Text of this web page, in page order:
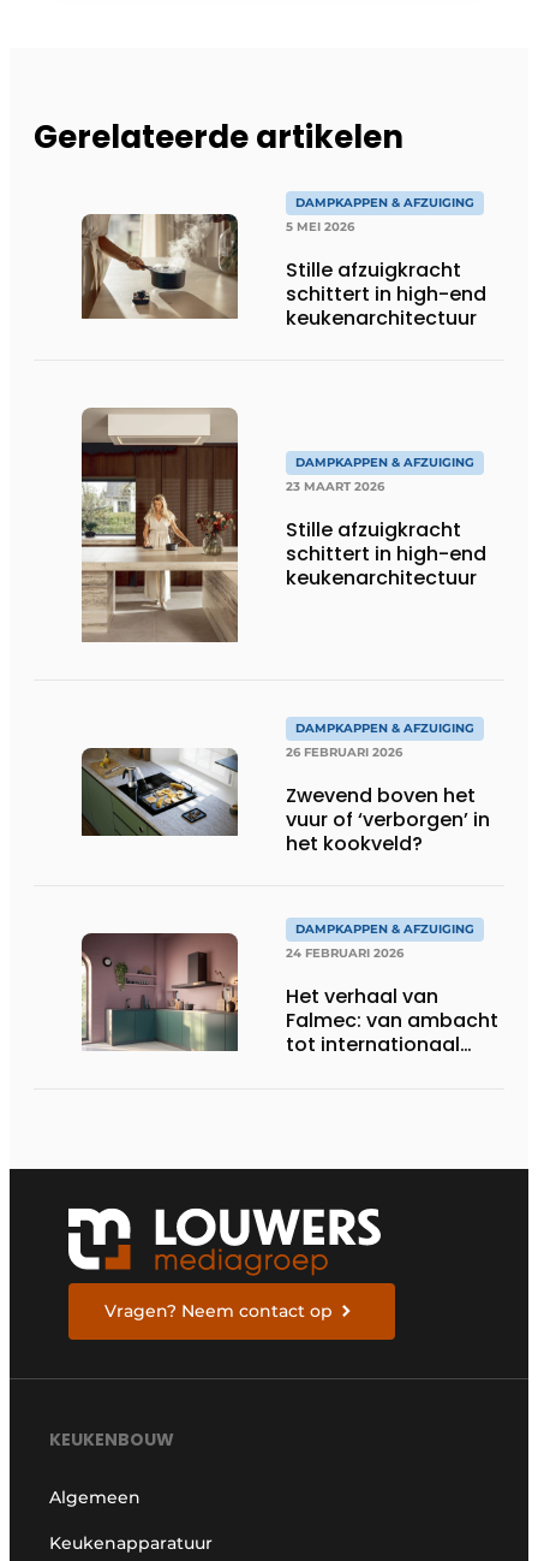
Gerelateerde artikelen
DAMPKAPPEN & AFZUIGING
5 MEI 2026
Stille afzuigkracht
schittert in high-end
keukenarchitectuur
DAMPKAPPEN & AFZUIGING
23 MAART 2026
Stille afzuigkracht
schittert in high-end
keukenarchitectuur
DAMPKAPPEN & AFZUIGING
26 FEBRUARI 2026
Zwevend boven het
vuur of ‘verborgen’ in
het kookveld?
DAMPKAPPEN & AFZUIGING
24 FEBRUARI 2026
Het verhaal van
Falmec: van ambacht
tot internationaal
Vragen? Neem contact op
KEUKENBOUW
Algemeen
Keukenapparatuur